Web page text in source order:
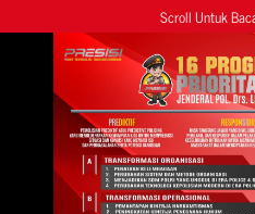
ke
Scroll Untuk